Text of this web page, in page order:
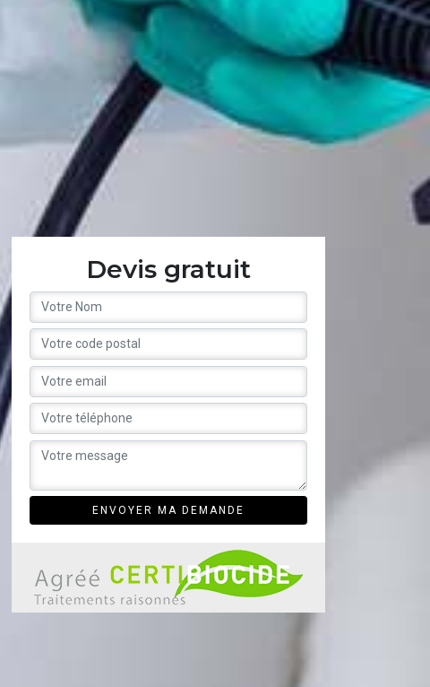
Devis gratuit